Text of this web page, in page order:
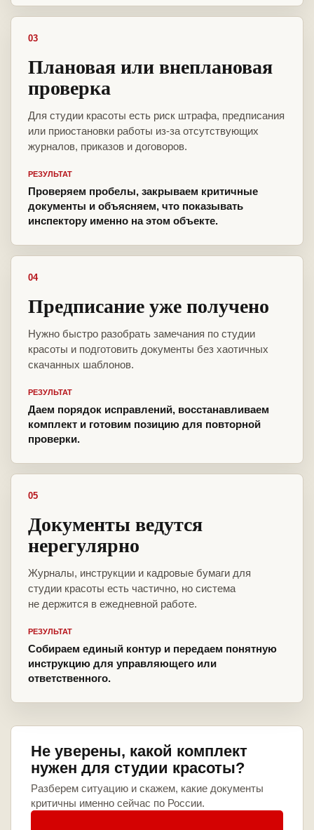
03
Плановая или внеплановая
проверка
Для студии красоты есть риск штрафа, предписания
или приостановки работы из-за отсутствующих
журналов, приказов и договоров.
РЕЗУЛЬТАТ
Проверяем пробелы, закрываем критичные
документы и объясняем, что показывать
инспектору именно на этом объекте.
04
Предписание уже получено
Нужно быстро разобрать замечания по студии
красоты и подготовить документы без хаотичных
скачанных шаблонов.
РЕЗУЛЬТАТ
Даем порядок исправлений, восстанавливаем
комплект и готовим позицию для повторной
проверки.
05
Документы ведутся
нерегулярно
Журналы, инструкции и кадровые бумаги для
студии красоты есть частично, но система
не держится в ежедневной работе.
РЕЗУЛЬТАТ
Собираем единый контур и передаем понятную
инструкцию для управляющего или
ответственного.
Не уверены, какой комплект
нужен для студии красоты?
Разберем ситуацию и скажем, какие документы
критичны именно сейчас по России.